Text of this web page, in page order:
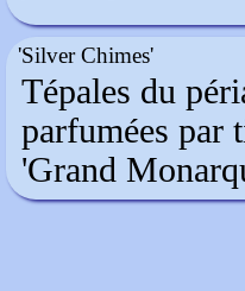
'Silver Chimes'
Tépales du
parfumées par
'Grand